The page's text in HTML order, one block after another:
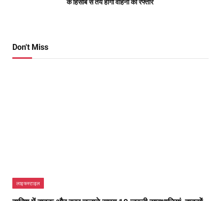
के हिसाब से तय होगी वाहनों की रफ्तार
Don't Miss
लाइफस्टाइल